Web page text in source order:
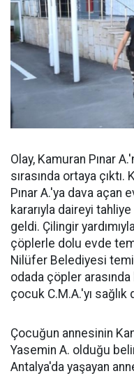
Olay, Kamuran Pınar
sırasında ortaya çıktı.
Pınar A.'ya dava açan
kararıyla daireyi
geldi. Çilingir
çöplerle dolu evde
Nilüfer Belediyesi
odada çöpler
çocuk C.M.A.'yı
Çocuğun annesinin
Yasemin A. olduğu
Antalya'da yaşayan